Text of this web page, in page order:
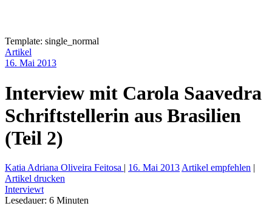
Template: single_normal
Artikel
16. Mai 2013
Interview mit Carola Saavedra
Schriftstellerin aus Brasilien
(Teil 2)
Katia Adriana Oliveira Feitosa | 16. Mai 2013 Artikel empfehlen |
Artikel drucken
Interviewt
Lesedauer: 6 Minuten